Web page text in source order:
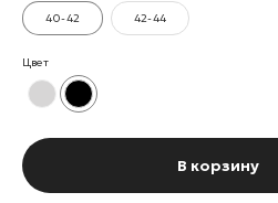
40-42
42-44
Цвет
В корзину